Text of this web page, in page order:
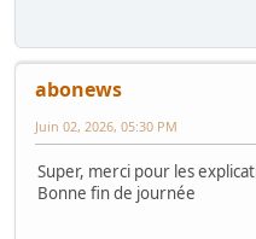
abonews
Juin 02, 2026, 05:30 PM
Super, merci pour les
Bonne fin de journée